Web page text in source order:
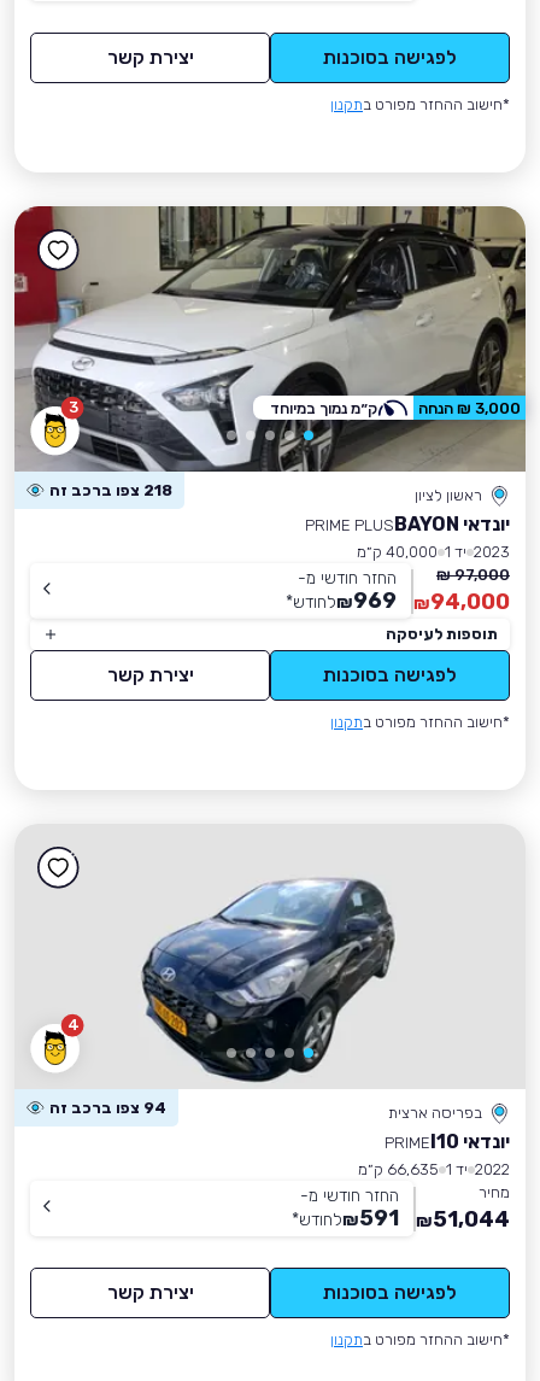
לפגישה בסוכנות יצירת קשר
*חישוב ההחזר מפורט בתקנון
3
ראשון לציון 218 צפו ברכב זה
יונדאי BAYON
PRIME PLUS
2023 יד 1
40,000 ק״מ
97,000 ₪
94,000
₪
החזר חודשי מ-
969
₪לחודש*
תוספות לעיסקה
לפגישה בסוכנות יצירת קשר
*חישוב ההחזר מפורט בתקנון
3,000 ₪ הנחה ק״מ נמוך במיוחד
4
בפריסה ארצית 94 צפו ברכב זה
יונדאי I10
PRIME
2022 יד 1
66,635 ק״מ
מחיר
51,044
₪
החזר חודשי מ-
591
₪לחודש*
לפגישה בסוכנות יצירת קשר
*חישוב ההחזר מפורט בתקנון